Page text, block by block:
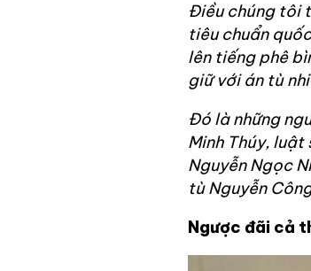
Điều chúng tôi
tiêu chuẩn
lên tiếng phê
giữ với án tù
Đó là những
Minh Thúy, luật
Nguyễn Ngọc
tù Nguyễn
Ngược đãi cả